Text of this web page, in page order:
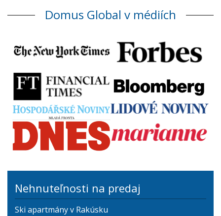
Domus Global v médiích
Nehnuteľnosti na predaj
Ski apartmány v Rakúsku